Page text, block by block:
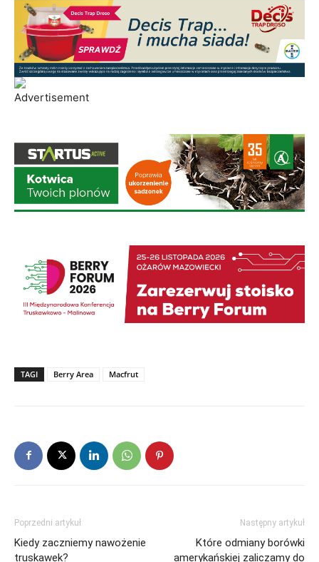
TAGI Berry Area Macfrut
Poprzedni artykuł
Kiedy zaczniemy nawożenie
truskawek?
Następny artykuł
Które odmiany borówki
amerykańskiej zaliczamy do